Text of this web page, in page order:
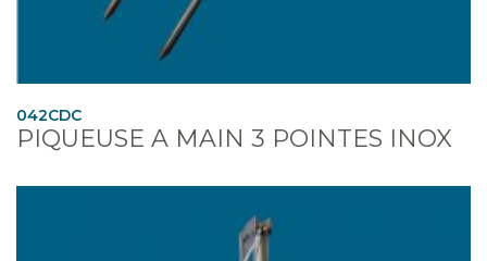
042CDC
PIQUEUSE A MAIN 3 POINTES INOX